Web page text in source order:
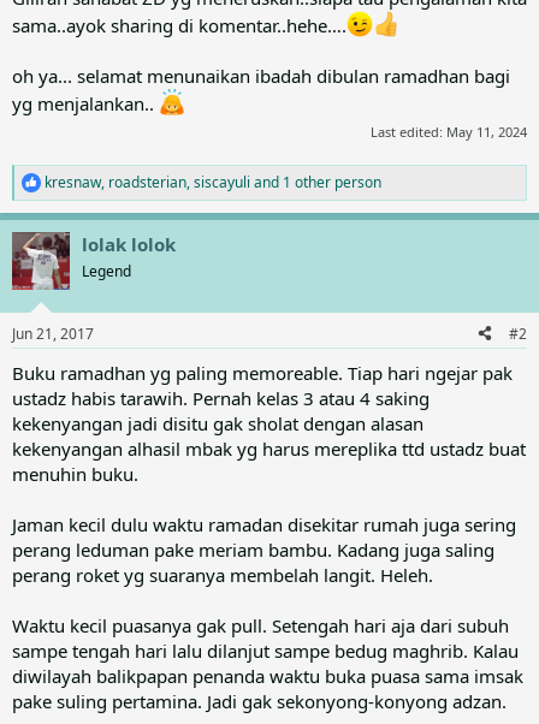
sama..ayok sharing di komentar..hehe….
oh ya... selamat menunaikan ibadah dibulan ramadhan bagi
yg menjalankan..
Last edited: May 11, 2024
R
e
a
c
t
i
s
:
kresnaw, roadsterian,siscayuli and 1 other person
lolak lolok
Legend
Jun 21, 2017 #2
Buku ramadhan yg paling memoreable. Tiap hari ngejar pak
ustadz habis tarawih. Pernah kelas 3 atau 4 saking
kekenyangan jadi disitu gak sholat dengan alasan
kekenyangan alhasil mbak yg harus mereplika ttd ustadz buat
menuhin buku.
Jaman kecil dulu waktu ramadan disekitar rumah juga sering
perang leduman pake meriam bambu. Kadang juga saling
perang roket yg suaranya membelah langit. Heleh.
Waktu kecil puasanya gak pull. Setengah hari aja dari subuh
sampe tengah hari lalu dilanjut sampe bedug maghrib. Kalau
diwilayah balikpapan penanda waktu buka puasa sama imsak
pake suling pertamina. Jadi gak sekonyong-konyong adzan.